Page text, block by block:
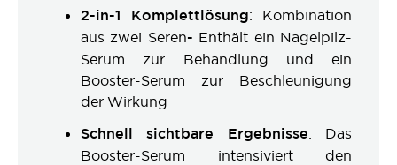
2-in-1 Komplettlösung: Kombination
aus zwei Seren- Enthält ein Nagelpilz-
Serum zur Behandlung und ein
Booster-Serum zur Beschleunigung
der Wirkung
Schnell sichtbare Ergebnisse: Das
Booster-Serum intensiviert den